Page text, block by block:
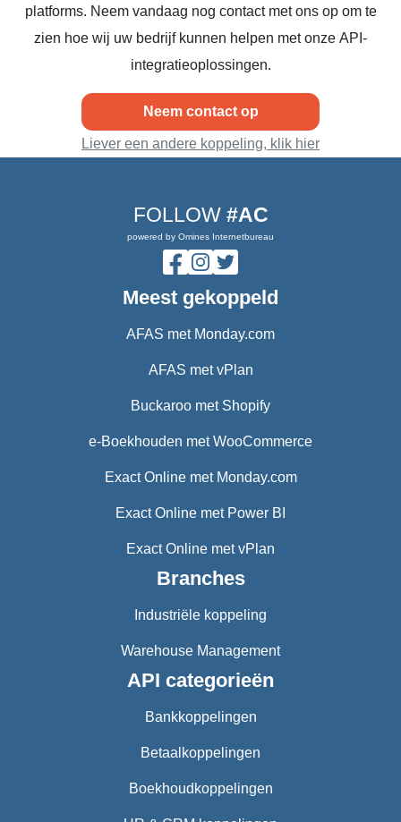
platforms. Neem vandaag nog contact met ons op om te
zien hoe wij uw bedrijf kunnen helpen met onze API-
integratieoplossingen.
Neem contact op
Liever een andere koppeling, klik hier
FOLLOW #AC
powered by Omines Internetbureau
Meest gekoppeld
AFAS met Monday.com
AFAS met vPlan
Buckaroo met Shopify
e-Boekhouden met WooCommerce
Exact Online met Monday.com
Exact Online met Power BI
Exact Online met vPlan
Branches
Industriële koppeling
Warehouse Management
API categorieën
Bankkoppelingen
Betaalkoppelingen
Boekhoudkoppelingen